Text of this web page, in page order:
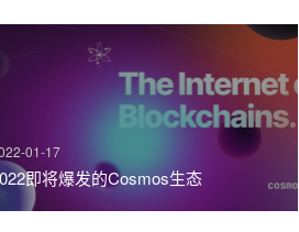
01-17
即将爆发的Cosmos生态